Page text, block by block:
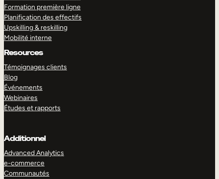
Formation première ligne
Planification des effectifs
Upskilling & reskilling
Mobilité interne
Resources
Témoignages clients
Blog
Événements
Webinaires
Études et rapports
Additionnel
Advanced Analytics
e-commerce
Communautés